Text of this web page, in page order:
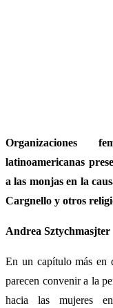
Organizaciones
latinoamericanas
a las monjas en la
Cargnello y otros
Andrea Sztychmasjter
En un capítulo más en
parecen convenir a la
hacia las mujeres